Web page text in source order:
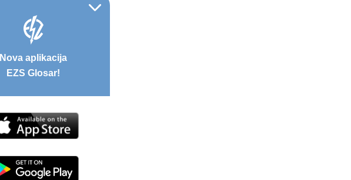
Nova aplikacija
EZS Glosar!